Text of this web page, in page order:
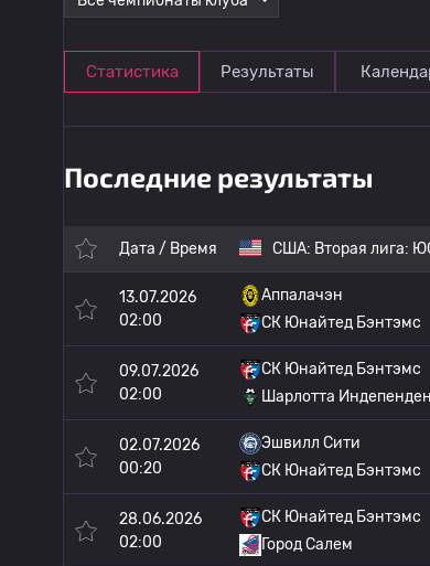
Статистика Результаты
Последние результаты
Дата / Время США: Вторая лига:
13.07.2026
02:00
Аппалачэн
СК Юнайтед Бэнтэмс
09.07.2026
02:00
СК Юнайтед Бэнтэмс
Шарлотта
02.07.2026
00:20
Эшвилл Сити
СК Юнайтед Бэнтэмс
28.06.2026
02:00
СК Юнайтед Бэнтэмс
Город Салем